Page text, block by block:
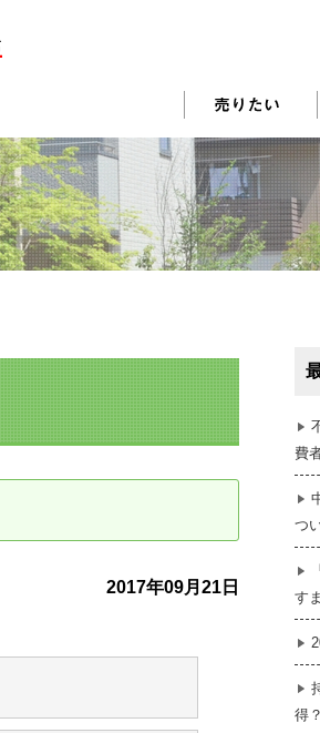
売却されたお客様の声
不動産売却成功のコツ
不動産購入に関するよくある質問
リニュアル仲介で実現する豊かな暮らし
2017年09月21日
費
つ
す
得